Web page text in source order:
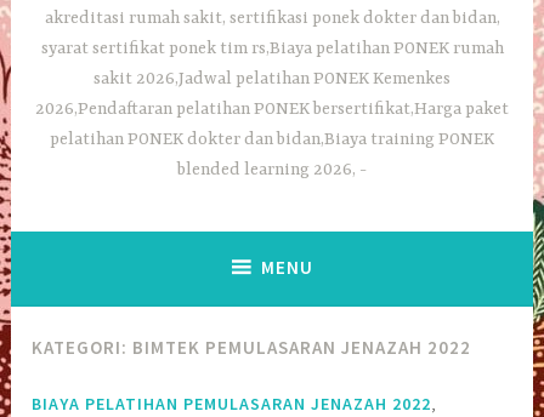
akreditasi rumah sakit, sertifikasi ponek dokter dan bidan,
syarat sertifikat ponek tim rs,Biaya pelatihan PONEK rumah
sakit 2026,Jadwal pelatihan PONEK Kemenkes
2026,Pendaftaran pelatihan PONEK bersertifikat,Harga paket
pelatihan PONEK dokter dan bidan,Biaya training PONEK
blended learning 2026,
MENU
KATEGORI: BIMTEK PEMULASARAN JENAZAH 2022
BIAYA PELATIHAN PEMULASARAN JENAZAH 2022,